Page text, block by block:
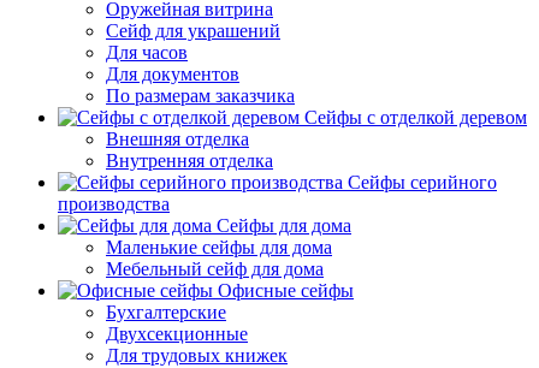
Оружейная витрина
Сейф для украшений
Для часов
Для документов
По размерам заказчика
Сейфы с отделкой деревом
Внешняя отделка
Внутренняя отделка
Сейфы серийного
производства
Сейфы для дома
Маленькие сейфы для дома
Мебельный сейф для дома
Офисные сейфы
Бухгалтерские
Двухсекционные
Для трудовых книжек